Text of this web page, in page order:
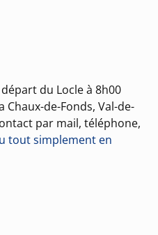
du Locle à 8h00
Chaux-de-Fonds, Val-de-
par mail, téléphone,
tout simplement en